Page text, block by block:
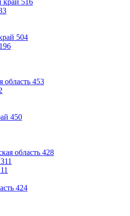
край 516
504
196
область 453
450
область 428
311
11
424